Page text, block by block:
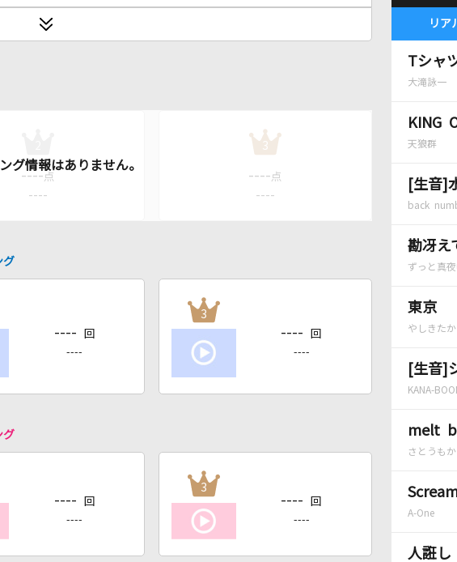
リア
Tシャ
大滝詠一
KING
天狼群
[生音]
back
勘冴え
ずっと真夜
東京
やしきた
[生音]
KANA-
melt
さとうもか
A-One
人誑
---- 点
----
3
---- 点
----
グ
---- 回
----
3
---- 回
----
グ
---- 回
----
3
---- 回
----